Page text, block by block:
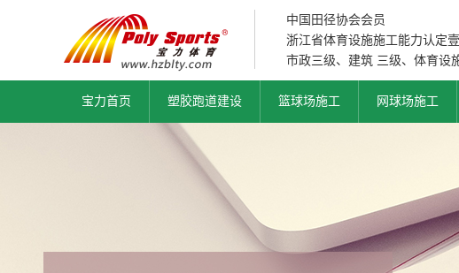
中国田径协会会员
浙江省体育设施施工能力认定
市政三级、建筑 三级、体育设
宝力首页 塑胶跑道建设 篮球场施工 网球场施工